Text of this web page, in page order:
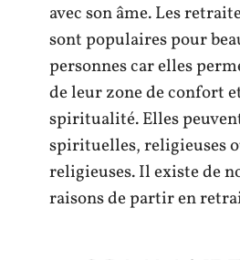
avec son âme. Les
sont populaires pour
personnes car elles
de leur zone de confort
spiritualité. Elles
spirituelles, religieuses
religieuses. Il existe de
raisons de partir en